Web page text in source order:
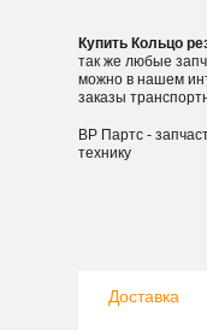
Купить Кольцо
так же любые
можно в нашем
заказы
ВР Партс -
технику
Доставка